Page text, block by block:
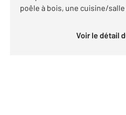
poêle à bois, une cuisine/salle
Voir le détail